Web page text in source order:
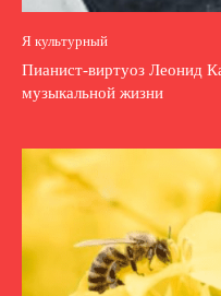
Я культурный
Пианист-виртуоз Леонид
музыкальной жизни